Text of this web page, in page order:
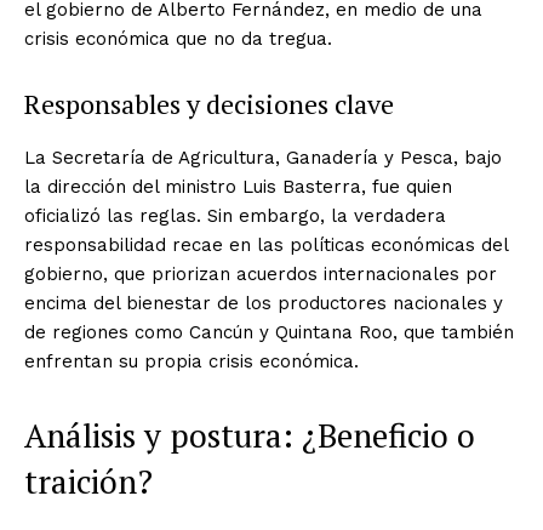
el gobierno de Alberto Fernández, en medio de una
crisis económica que no da tregua.
Responsables y decisiones clave
La Secretaría de Agricultura, Ganadería y Pesca, bajo
la dirección del ministro Luis Basterra, fue quien
oficializó las reglas. Sin embargo, la verdadera
responsabilidad recae en las políticas económicas del
gobierno, que priorizan acuerdos internacionales por
encima del bienestar de los productores nacionales y
de regiones como Cancún y Quintana Roo, que también
enfrentan su propia crisis económica.
Análisis y postura: ¿Beneficio o
traición?